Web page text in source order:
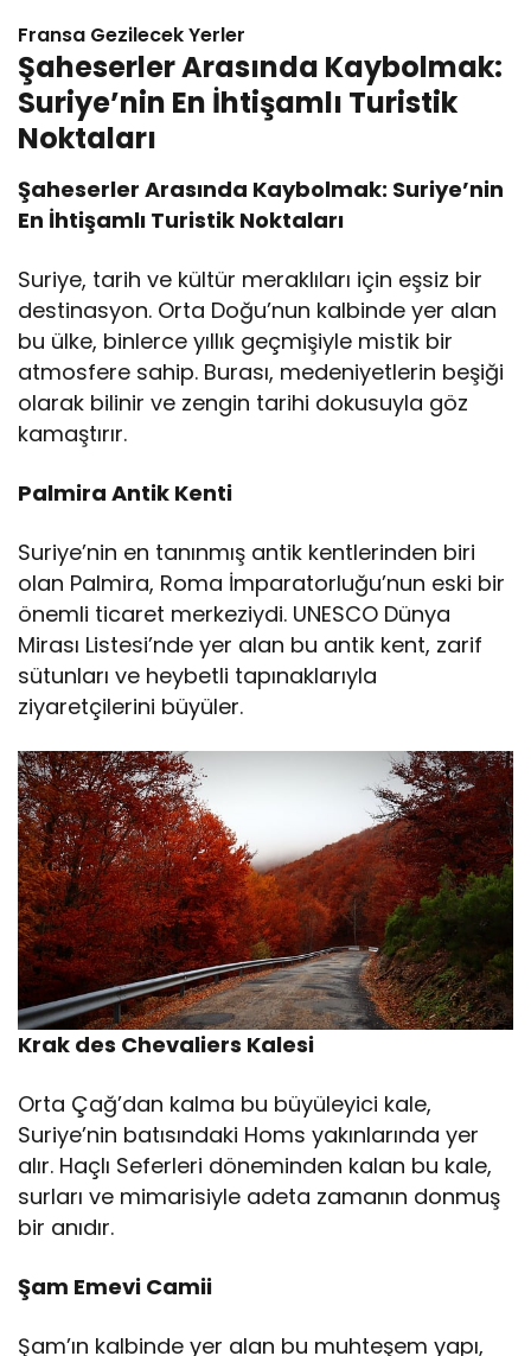
Fransa Gezilecek Yerler
Şaheserler Arasında Kaybolmak:
Suriye’nin En İhtişamlı Turistik
Noktaları
Şaheserler Arasında Kaybolmak: Suriye’nin
En İhtişamlı Turistik Noktaları
Suriye, tarih ve kültür meraklıları için eşsiz bir
destinasyon. Orta Doğu’nun kalbinde yer alan
bu ülke, binlerce yıllık geçmişiyle mistik bir
atmosfere sahip. Burası, medeniyetlerin beşiği
olarak bilinir ve zengin tarihi dokusuyla göz
kamaştırır.
Palmira Antik Kenti
Suriye’nin en tanınmış antik kentlerinden biri
olan Palmira, Roma İmparatorluğu’nun eski bir
önemli ticaret merkeziydi. UNESCO Dünya
Mirası Listesi’nde yer alan bu antik kent, zarif
sütunları ve heybetli tapınaklarıyla
ziyaretçilerini büyüler.
Krak des Chevaliers Kalesi
Orta Çağ’dan kalma bu büyüleyici kale,
Suriye’nin batısındaki Homs yakınlarında yer
alır. Haçlı Seferleri döneminden kalan bu kale,
surları ve mimarisiyle adeta zamanın donmuş
bir anıdır.
Şam Emevi Camii
Şam’ın kalbinde yer alan bu muhteşem yapı,